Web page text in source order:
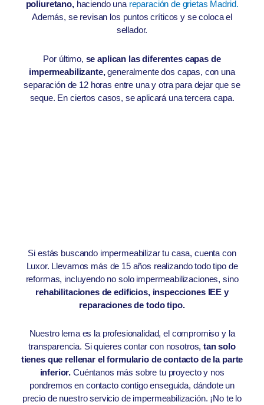
poliuretano,haciendo una reparación de grietas Madrid.
Además, se revisan los puntos críticos y se coloca el
sellador.
Por último, se aplican las diferentes capas de
impermeabilizante,generalmente dos capas, con una
separación de 12 horas entre una y otra para dejar que se
seque. En ciertos casos, se aplicará una tercera capa.
Si estás buscando impermeabilizar tu casa, cuenta con
Luxor. Llevamos más de 15 años realizando todo tipo de
reformas, incluyendo no solo impermeabilizaciones, sino
rehabilitaciones de edificios, inspecciones IEE y
reparaciones de todo tipo.
Nuestro lema es la profesionalidad, el compromiso y la
transparencia. Si quieres contar con nosotros, tan solo
tienes que rellenar el formulario de contacto de la parte
inferior. Cuéntanos más sobre tu proyecto y nos
pondremos en contacto contigo enseguida, dándote un
precio de nuestro servicio de impermeabilización. ¡No te lo